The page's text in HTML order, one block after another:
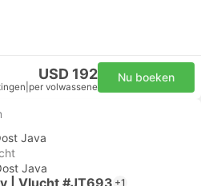
USD 192
per volwassene
Nu boeken
Java
Java
| Vlucht #JT693 +1